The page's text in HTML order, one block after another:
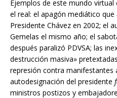
Ejemplos de este mundo
el real: el apagón mediático
Presidente Chávez en 2002; el
Gemelas el mismo año; el
después paralizó PDVSA; las
destrucción masiva»
represión contra manifestantes
autodesignación del presidente
ministros postizos y